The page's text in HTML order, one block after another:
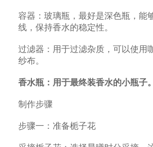
容器：玻璃瓶，最好是深色瓶，能
线，保持香水的稳定性。
过滤器：用于过滤杂质，可以使用
纱布。
香水瓶：用于最终装香水的小瓶子。
制作步骤
步骤一：准备栀子花